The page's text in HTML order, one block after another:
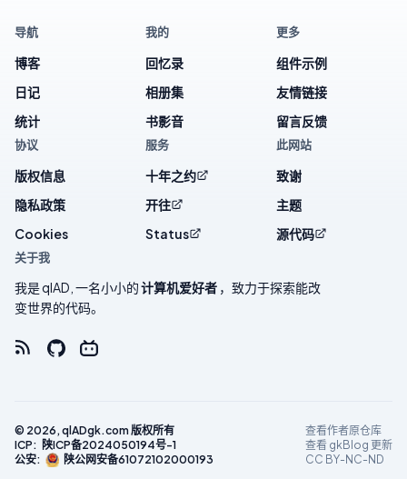
关于我
我是 qlAD, 一名小小的计算机爱好者 ，致力于探索能改
变世界的代码。
导航
博客
日记
统计
我的
回忆录
相册集
书影音
更多
组件示例
友情链接
留言反馈
协议
版权信息
隐私政策
Cookies
服务
十年之约
开往
Status
此网站
致谢
主题
源代码
© 2026 , qlADgk.com 版权所有
ICP: 陕ICP备2024050194号-1
公安:
陕公网安备61072102000193
查看作者原仓库
查看 gkBlog 更新
CC BY-NC-ND